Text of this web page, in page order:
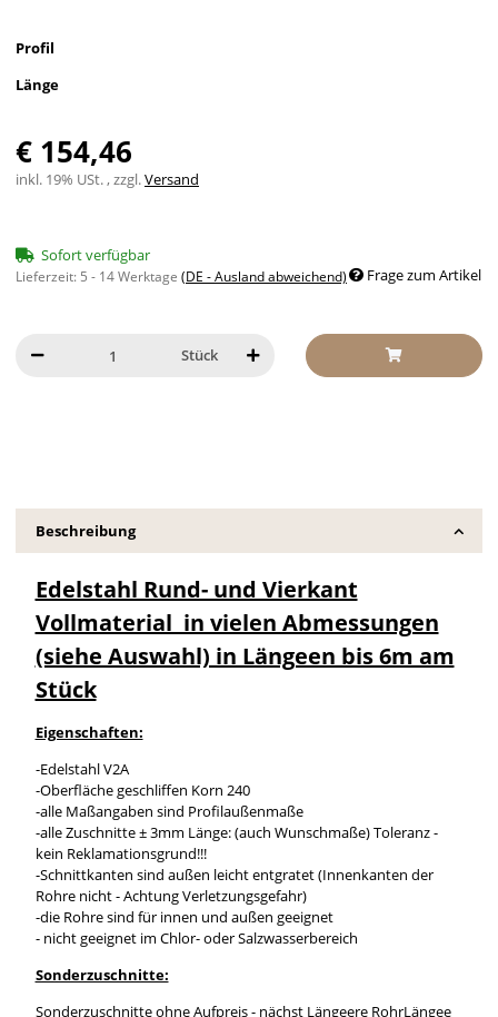
Profil
Länge
€ 154,46
inkl. 19% USt. , zzgl.Versand
Sofort verfügbar
Lieferzeit: 5 - 14 Werktage (DE - Ausland abweichend) Frage zum Artikel
Stück
Beschreibung
Edelstahl Rund- und Vierkant
Vollmaterial in vielen Abmessungen
(siehe Auswahl) in Längeen bis 6m am
Stück
Eigenschaften:
-Edelstahl V2A
-Oberfläche geschliffen Korn 240
-alle Maßangaben sind Profilaußenmaße
-alle Zuschnitte ± 3mm Länge: (auch Wunschmaße) Toleranz -
kein Reklamationsgrund!!!
-Schnittkanten sind außen leicht entgratet (Innenkanten der
Rohre nicht - Achtung Verletzungsgefahr)
-die Rohre sind für innen und außen geeignet
- nicht geeignet im Chlor- oder Salzwasserbereich
Sonderzuschnitte:
Sonderzuschnitte ohne Aufpreis - nächst Längeere RohrLängee